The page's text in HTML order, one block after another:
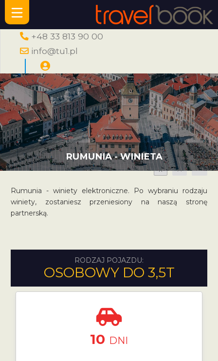
+48 33 813 90 00
info@tu1.pl
RUMUNIA - WINIETA
A A A
Rumunia - winiety elektroniczne. Po wybraniu rodzaju
winiety, zostaniesz przeniesiony na naszą stronę
partnerską.
RODZAJ POJAZDU:
OSOBOWY DO 3,5T
10 DNI